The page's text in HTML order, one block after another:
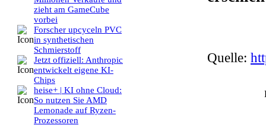
zieht am GameCube
vorbei
Forscher upcyceln PVC
in synthetischen
Schmierstoff
Jetzt offiziell: Anthropic
entwickelt eigene KI-
Chips
heise+ | KI ohne Cloud:
So nutzen Sie AMD
Lemonade auf Ryzen-
Prozessoren
Quelle: